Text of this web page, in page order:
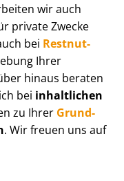
wir auch
private Zwecke
bei Rest­nut­
Ihrer
hinaus beraten
bei inhaltlichen
zu Ihrer Grund­
. Wir freuen uns auf